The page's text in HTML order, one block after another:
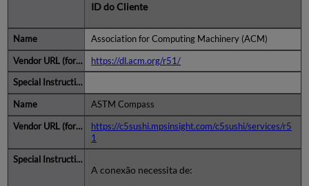
ID do Cliente
Association for Computing Machinery (ACM)
https://dl.acm.org/r51/
ASTM Compass
https://c5sushi.mpsinsight.com/c5sushi/services/r5
1
A conexão necessita de: